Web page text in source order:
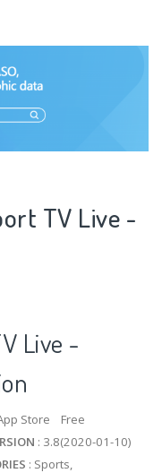
TV Live -
Live -
Store Free
: 3.8(2020-01-10)
: Sports,